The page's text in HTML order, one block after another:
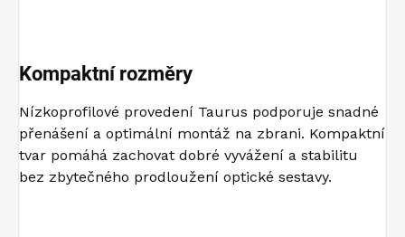
Kompaktní rozměry
Nízkoprofilové provedení Taurus podporuje snadné
přenášení a optimální montáž na zbrani. Kompaktní
tvar pomáhá zachovat dobré vyvážení a stabilitu
bez zbytečného prodloužení optické sestavy.